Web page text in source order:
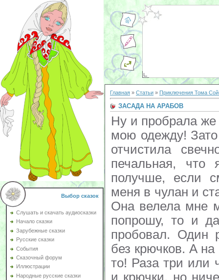
Выбор сказок
Слушать и скачать аудиосказки
Начало сказки
Зарубежные сказки
Русские сказки
События
Сказочный форум
Иллюстрации
Народные русские сказки
Главная » Статьи » Приключения Тома
ЗАСАДА НА АРАБОВ
Ну и пробрала же
мою одежду! Зато
отчистила
печальная,
получше, если
меня в чулан и
Она велела мне
попрошу, то и
пробовал. Один
без крючков. А
то! Раза три или
и крючки, но